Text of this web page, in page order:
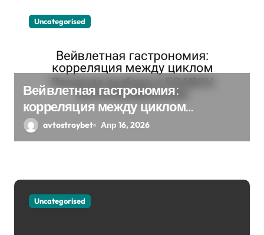
и
я
Uncategorised
Вейвлетная гастрономия:
корреляция между циклом
Решения выбора и EGARCH
экспоненциальная
avtostroybet Апр 16, 2026
Uncategorised